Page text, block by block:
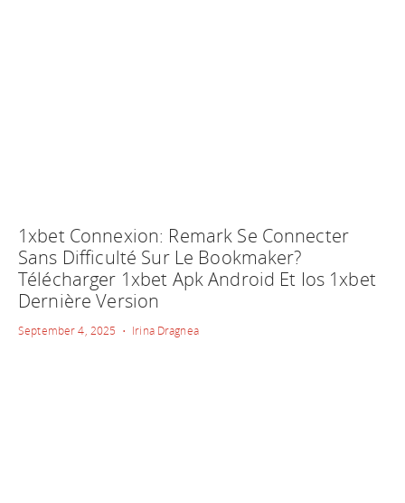
1xbet Connexion: Remark Se Connecter
Sans Difficulté Sur Le Bookmaker?
Télécharger 1xbet Apk Android Et Ios 1xbet
Dernière Version
September 4, 2025 • Irina Dragnea